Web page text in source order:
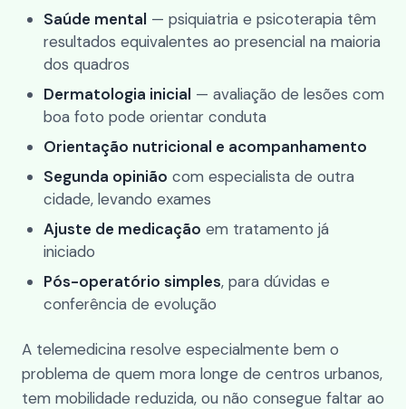
Saúde mental — psiquiatria e psicoterapia têm
resultados equivalentes ao presencial na maioria
dos quadros
Dermatologia inicial — avaliação de lesões com
boa foto pode orientar conduta
Orientação nutricional e acompanhamento
Segunda opinião com especialista de outra
cidade, levando exames
Ajuste de medicação em tratamento já
iniciado
Pós-operatório simples, para dúvidas e
conferência de evolução
A telemedicina resolve especialmente bem o
problema de quem mora longe de centros urbanos,
tem mobilidade reduzida, ou não consegue faltar ao